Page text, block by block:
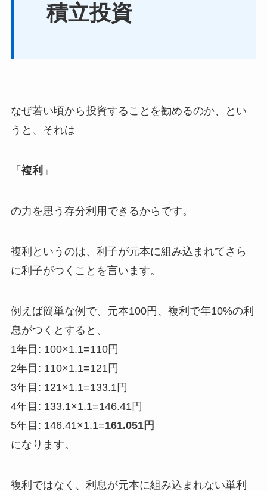
積立投資
なぜ若い頃から投資することを勧めるのか、とい
うと、それは
「 複利 」
の力を思う存分利用できるからです。
複利というのは、利子が元本に組み込まれてさら
に利子がつくことを言います。
例えば簡単な例で、元本100円、複利で年10%の利
息がつくとすると、
1年目: 100×1.1=110円
2年目: 110×1.1=121円
3年目: 121×1.1=133.1円
4年目: 133.1×1.1=146.41円
5年目: 146.41×1.1=161.051円
になります。
複利ではなく、利息が元本に組み込まれない単利